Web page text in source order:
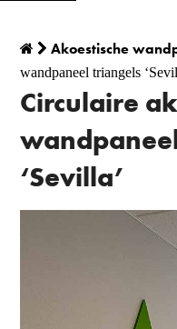
Akoestische
wandpaneel triangels
Circulaire
‘Sevilla’